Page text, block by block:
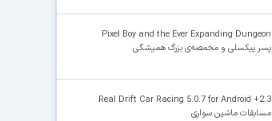
Pixel Boy and the Ever Expanding Dungeon
پسر پیکسلی و مخمصه‌ی بزرگ همیشگی
Real Drift Car Racing 5.0.7 for Android +2.3
مسابقات ماشین سواری